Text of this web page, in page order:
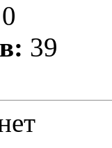
0
39